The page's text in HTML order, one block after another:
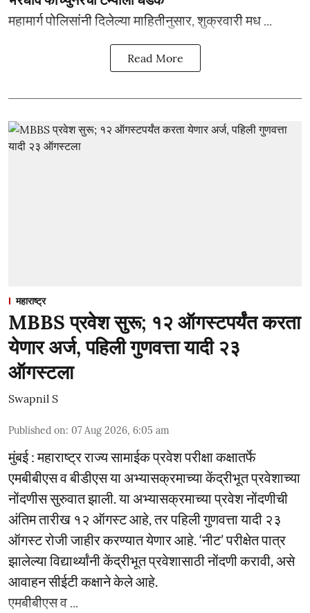
महामार्ग पोलिसांनी दिलेल्या माहितीनुसार, शुक्रवारी मध ...
Read More
महाराष्ट्र
MBBS प्रवेश सुरू; १२ ऑगस्टपर्यंत करता
येणार अर्ज, पहिली गुणवत्ता यादी २३
ऑगस्टला
Swapnil S
Published on: 07 Aug 2026, 6:05 am
मुंबई : महाराष्ट्र राज्य सामाईक प्रवेश परीक्षा कक्षातर्फे
एमबीबीएस व बीडीएस या अभ्यासक्रमाच्या केंद्रीभूत प्रवेशाच्या
नोंदणीस सुरुवात झाली. या अभ्यासक्रमाच्या प्रवेश नोंदणीची
अंतिम तारीख १२ ऑगस्ट आहे, तर पहिली गुणवत्ता यादी २३
ऑगस्ट रोजी जाहीर करण्यात येणार आहे. ‘नीट’ परीक्षेत पात्र
झालेल्या विद्यार्थ्यांनी केंद्रीभूत प्रवेशासाठी नोंदणी करावी, असे
आवाहन सीईटी कक्षाने केले आहे.
एमबीबीएस व ...